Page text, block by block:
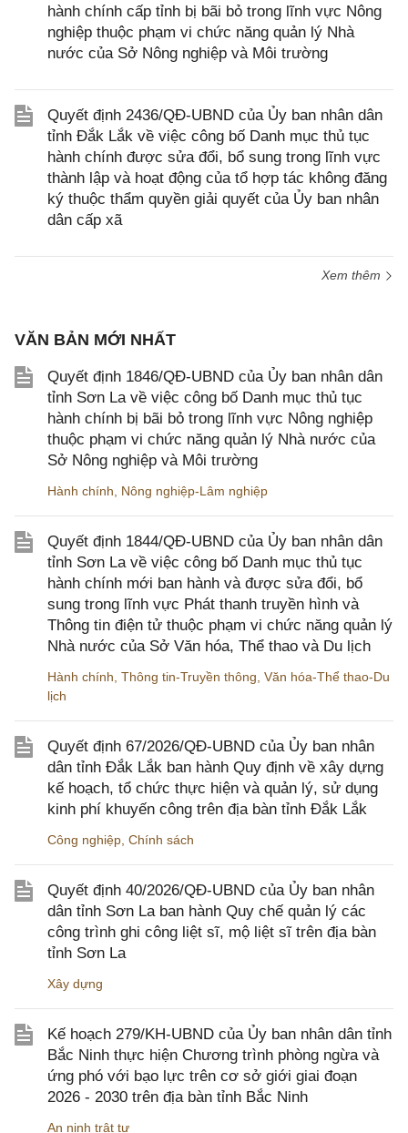
hành chính cấp tỉnh bị bãi bỏ trong lĩnh vực Nông
nghiệp thuộc phạm vi chức năng quản lý Nhà
nước của Sở Nông nghiệp và Môi trường
Quyết định 2436/QĐ-UBND của Ủy ban nhân dân
tỉnh Đắk Lắk về việc công bố Danh mục thủ tục
hành chính được sửa đổi, bổ sung trong lĩnh vực
thành lập và hoạt động của tổ hợp tác không đăng
ký thuộc thẩm quyền giải quyết của Ủy ban nhân
dân cấp xã
Xem thêm
VĂN BẢN MỚI NHẤT
Quyết định 1846/QĐ-UBND của Ủy ban nhân dân
tỉnh Sơn La về việc công bố Danh mục thủ tục
hành chính bị bãi bỏ trong lĩnh vực Nông nghiệp
thuộc phạm vi chức năng quản lý Nhà nước của
Sở Nông nghiệp và Môi trường
Hành chính Nông nghiệp-Lâm nghiệp
Quyết định 1844/QĐ-UBND của Ủy ban nhân dân
tỉnh Sơn La về việc công bố Danh mục thủ tục
hành chính mới ban hành và được sửa đổi, bổ
sung trong lĩnh vực Phát thanh truyền hình và
Thông tin điện tử thuộc phạm vi chức năng quản lý
Nhà nước của Sở Văn hóa, Thể thao và Du lịch
Hành chính Thông tin-Truyền thông Văn hóa-Thể thao-Du
lịch
Quyết định 67/2026/QĐ-UBND của Ủy ban nhân
dân tỉnh Đắk Lắk ban hành Quy định về xây dựng
kế hoạch, tổ chức thực hiện và quản lý, sử dụng
kinh phí khuyến công trên địa bàn tỉnh Đắk Lắk
Công nghiệp Chính sách
Quyết định 40/2026/QĐ-UBND của Ủy ban nhân
dân tỉnh Sơn La ban hành Quy chế quản lý các
công trình ghi công liệt sĩ, mộ liệt sĩ trên địa bàn
tỉnh Sơn La
Xây dựng
Kế hoạch 279/KH-UBND của Ủy ban nhân dân tỉnh
Bắc Ninh thực hiện Chương trình phòng ngừa và
ứng phó với bạo lực trên cơ sở giới giai đoạn
2026 - 2030 trên địa bàn tỉnh Bắc Ninh
An ninh trật tự